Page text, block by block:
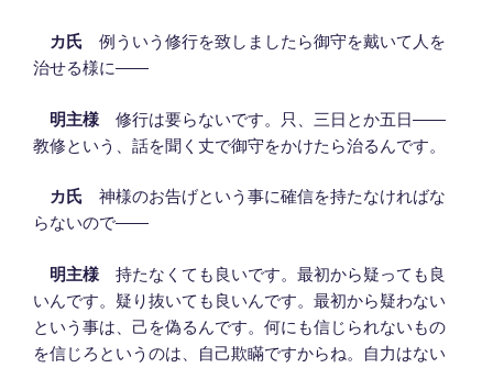
カ氏 例ういう修行を致しましたら御守を戴いて人を
治せる様に――
明主様 修行は要らないです。只、三日とか五日――
教修という、話を聞く丈で御守をかけたら治るんです。
カ氏 神様のお告げという事に確信を持たなければな
らないので――
明主様 持たなくても良いです。最初から疑っても良
いんです。疑り抜いても良いんです。最初から疑わない
という事は、己を偽るんです。何にも信じられないもの
を信じろというのは、自己欺瞞ですからね。自力はない